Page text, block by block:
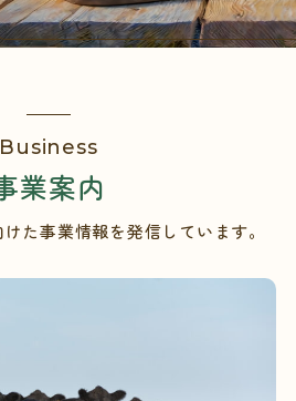
Business
業案内
た事業情報を発信しています。